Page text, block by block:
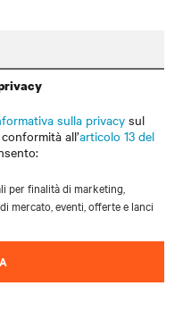
sulla privacy sul
all’articolo 13 del
per finalità di marketing,
mercato, eventi, offerte e lanci